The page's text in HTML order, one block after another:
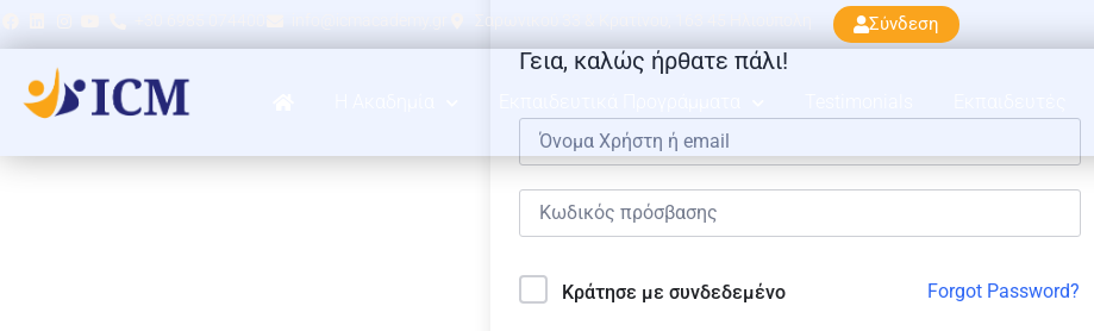
Σύνδεση
Γεια, καλώς ήρθατε πάλι!
Κράτησε με συνδεδεμένο Forgot Password?